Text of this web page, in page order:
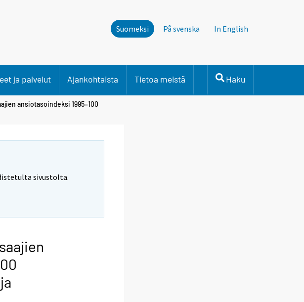
Suomeksi På svenska In English
ja palvelut Ajankohtaista Tietoa meistä Haku
ansiotasoindeksi 1995=100
sivustolta.